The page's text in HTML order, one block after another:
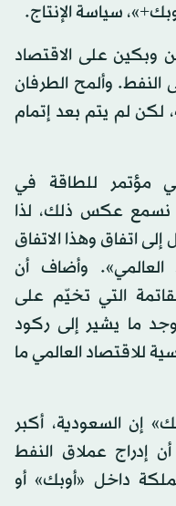
سياسة الإنتاج.
وبكين على الاقتصاد
وألمح الطرفان
لكن لم يتم بعد إتمام
مؤتمر للطاقة في
نسمع عكس ذلك، لذا
اتفاق وهذا الاتفاق
العالمي». وأضاف أن
التي تخيّم على
ما يشير إلى ركود
للاقتصاد العالمي ما
إن السعودية، أكبر
إدراج عملاق النفط
داخل «أوبك» أو